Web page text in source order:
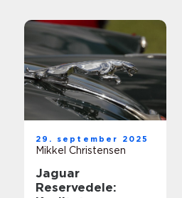
29. september 2025
Mikkel Christensen
Jaguar
Reservedele: